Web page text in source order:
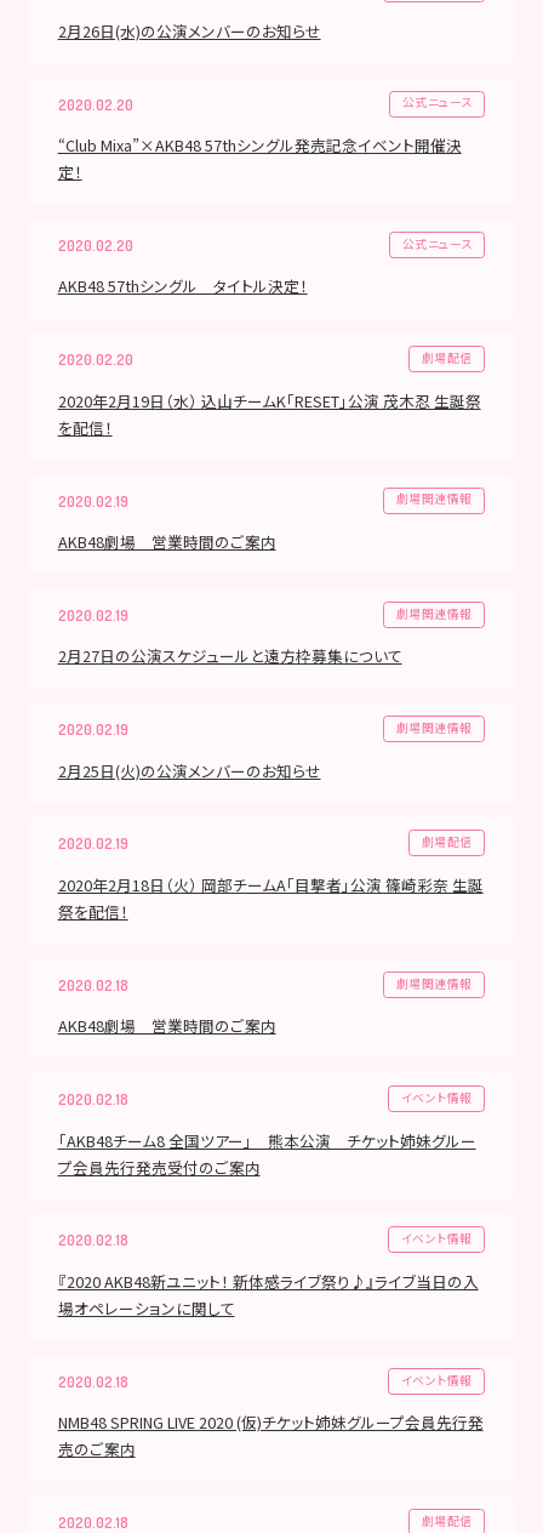
2月26日(水)の公演メンバーのお知らせ
2020.02.20 公式ニュース
“Club Mixa”×AKB48 57thシングル発売記念イベント開催決
定！
2020.02.20 公式ニュース
AKB48 57thシングル タイトル決定！
2020.02.20 劇場配信
2020年2月19日（水） 込山チームK「RESET」公演 茂木忍 生誕祭
を配信！
2020.02.19 劇場関連情報
AKB48劇場 営業時間のご案内
2020.02.19 劇場関連情報
2月27日の公演スケジュールと遠方枠募集について
2020.02.19 劇場関連情報
2月25日(火)の公演メンバーのお知らせ
2020.02.19 劇場配信
2020年2月18日（火） 岡部チームA「目撃者」公演 篠崎彩奈 生誕
祭を配信！
2020.02.18 劇場関連情報
AKB48劇場 営業時間のご案内
2020.02.18 イベント情報
「AKB48チーム8 全国ツアー」 熊本公演 チケット姉妹グルー
プ会員先行発売受付のご案内
2020.02.18 イベント情報
『2020 AKB48新ユニット！ 新体感ライブ祭り♪』ライブ当日の入
場オペレーションに関して
2020.02.18 イベント情報
NMB48 SPRING LIVE 2020 (仮)チケット姉妹グループ会員先行発
売のご案内
2020.02.18 劇場配信